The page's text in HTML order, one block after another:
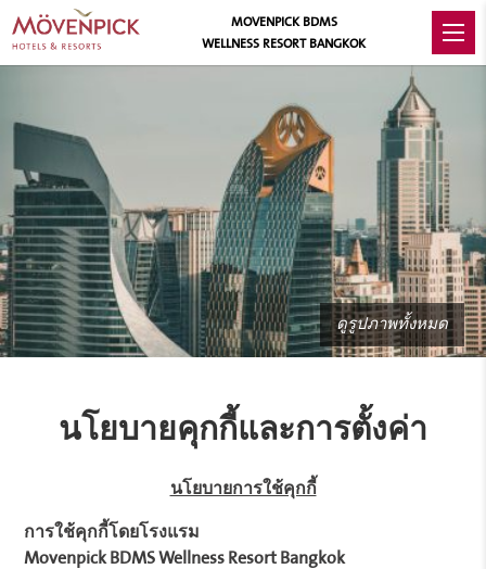
ดูรูปภาพทั้งหมด
นโยบายคุกกี้และการตั้งค่า
นโยบายการใช้คุกกี้
การใช้คุกกี้โดยโรงแรม
Movenpick BDMS Wellness Resort Bangkok
MOVENPICK BDMS
WELLNESS RESORT BANGKOK